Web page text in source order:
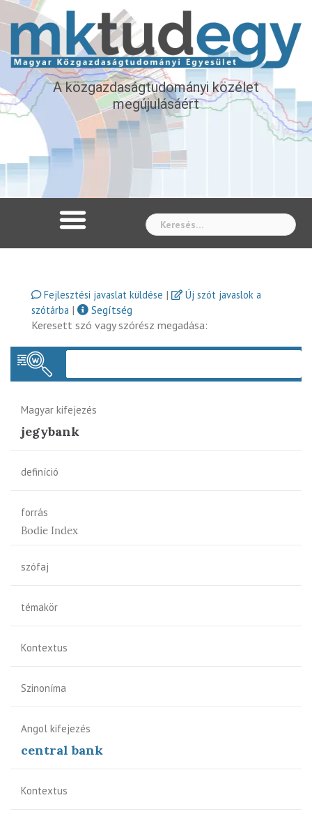
A közgazdaságtudományi közélet
megújulásáért
Fejlesztési javaslat küldése |
Új szót javaslok a
szótárba |
Segítség
Keresett szó vagy szórész megadása:
Magyar kifejezés
jegybank
definíció
forrás
Bodie Index
szófaj
témakör
Kontextus
Szinoníma
Angol kifejezés
central bank
Kontextus